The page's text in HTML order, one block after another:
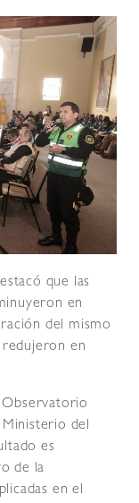
que las
en
del mismo
en
Ministerio del
es
de la
en el